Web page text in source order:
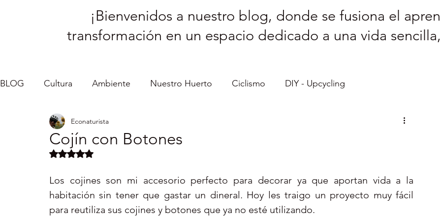
¡Bienvenidos a nuestro blog, donde se fusiona el
transformación en un espacio dedicado a una vida
BLOG Cultura Ambiente Nuestro Huerto Ciclismo DIY - Upcycling
Caroladas - Mi Vida
Servicio Comunitario
Cojín con Botones
Econaturista
Obtuvo NaN de 5 estrellas.
Los cojines son mi accesorio perfecto para decorar ya que aportan vida a la
habitación sin tener que gastar un dineral. Hoy les traigo un proyecto muy fácil
para reutiliza sus cojines y botones que ya no esté utilizando.